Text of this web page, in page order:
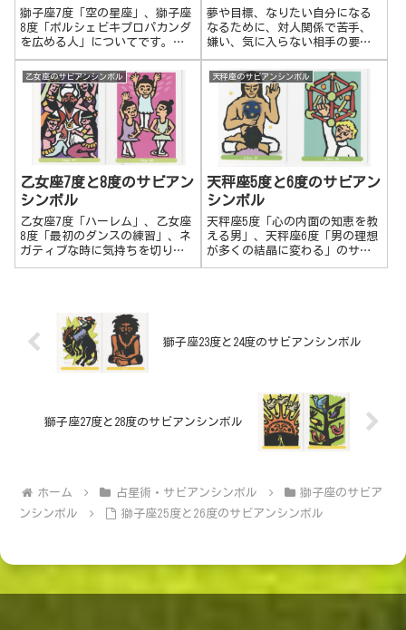
人々と関わっていく様子。感情
的に自己同化せず、客観的に物
事を見て、役割をこなしてい
く。
獅子座7度「空の星座」、獅子座
8度「ポルシェビキプロパカンダ
を広める人」についてです。獅
子座7度 空の星座永久的で変わ
らないものに目を向ける。ずっ
と輝き続けるものに憧れ、目指
す。変化しない理想を追い求め
る。自分の核となる生き方、目
指すものを...
夢や目標、なりたい自分になる
なるために、対人関係で苦手、
嫌い、気に入らない相手の要素
も理解し、調整し、仲良くなっ
たり、人間関係で上手くいく秘
訣は、自分自身の内側の相反す
る要素を調整＆統合することで
す。12星座の例題で男女ワーク
のバランスのとり方を説明した
いと思います。
乙女座のサビアンシンボル
乙女座7度と8度のサビアン
シンボル
乙女座7度「ハーレム」、乙女座
8度「最初のダンスの練習」、ネ
ガティブな時に気持ちを切り替
える方法 元気が出るヨガのポ
互いどこかで依存しあってその
関係性が成...
天秤座のサビアンシンボル
天秤座5度と6度のサビアン
シンボル
天秤座5度「心の内面の知恵を教
える男」、天秤座6度「男の理想
が多くの結晶に変わる」のサビ
アンシンボル、カバラの4世界に
で、深みが...
獅子座23度と24度のサビアンシンボル
獅子座27度と28度のサビアンシンボル
ホーム 占星術・サビアンシンボル
獅子座のサビア
ンシンボル
獅子座25度と26度のサビアンシンボル